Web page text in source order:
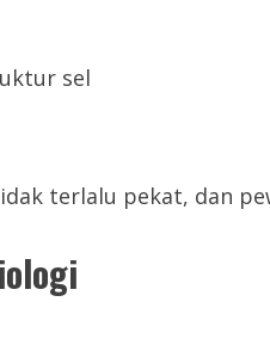
sel
terlalu pekat, dan